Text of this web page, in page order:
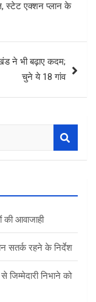
स्टेट एक्शन प्लान के
ने भी बढ़ाए कदम;
चुने ये 18 गांव
की आवाजाही
सतर्क रहने के निर्देश
जिम्मेदारी निभाने को